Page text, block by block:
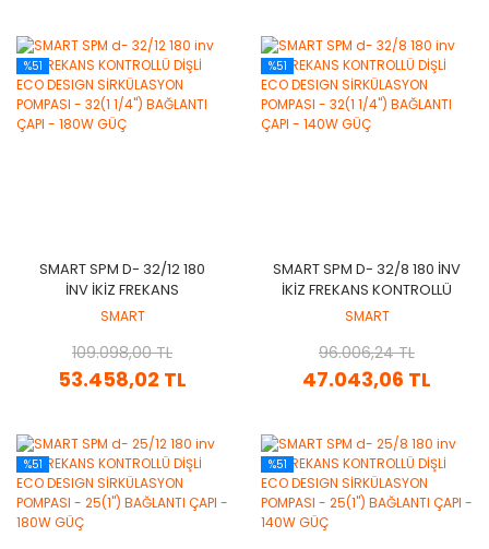
%51
SMART SPM D- 32/12 180
INV IKIZ FREKANS
KONTROLLÜ DİŞLİ ECO
POMPASI - 32(1 1/4'')
BAĞLANTI ÇAPI - 180W GÜÇ
SMART
53.458,02 TL
109.098,00 TL
%51
SMART SPM D- 32/8 180 INV
IKIZ FREKANS KONTROLLÜ
DİŞLİ ECO DESIGN
32(1 1/4'') BAĞLANTI ÇAPI -
140W GÜÇ
SMART
47.043,06 TL
96.006,24 TL
%51 %51